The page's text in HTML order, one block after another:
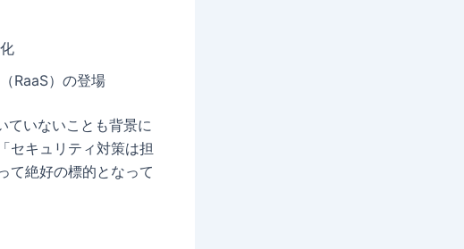
RaaS）の登場
ていないことも背景に
セキュリティ対策は担
て絶好の標的となって